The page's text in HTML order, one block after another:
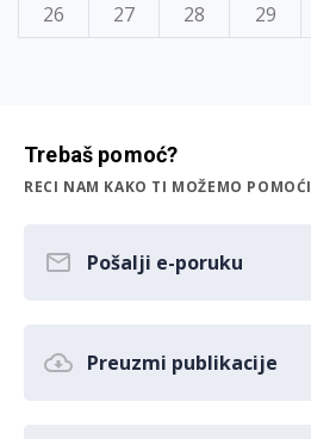
26
27 28 29
Trebaš pomoć?
RECI NAM KAKO TI MOŽEMO POMOĆI
Pošalji e-poruku
Preuzmi publikacije